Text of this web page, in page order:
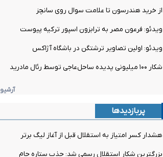
از خرید هندرسون تا علامت سوال روی سانچز
ویدئو: فرعون مصر به ترابزون اسپور ترکیه پیوست
ویدئو: اولین تصاویر ترشتگن در باشگاه آژاکس
شکار ۱۰۰ میلیونی پدیده ساحل‌عاجی توسط رئال مادرید
آرشیو
پربازدیدها
هشدار کسر امتیاز به استقلال قبل از آغاز لیگ برتر
بزرگترین شکار استقلال رسمی شد: جذب ستاره جام